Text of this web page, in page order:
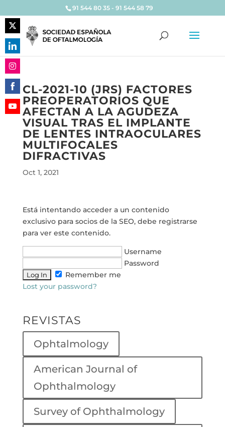
91 544 80 35 - 91 544 58 79
CL-2021-10 (JRS) FACTORES
PREOPERATORIOS QUE
AFECTAN A LA AGUDEZA
VISUAL TRAS EL IMPLANTE
DE LENTES INTRAOCULARES
MULTIFOCALES
DIFRACTIVAS
Oct 1, 2021
Está intentando acceder a un contenido
exclusivo para socios de la SEO, debe registrarse
para ver este contenido.
Username
Password
Remember me
Lost your password?
REVISTAS
Ophtalmology
American Journal of
Ophthalmology
Survey of Ophthalmology
Share
on
Twitter
Share
on
LinkedIn
Share
on
Instagram
Share
on
Facebook
Share
YouTube